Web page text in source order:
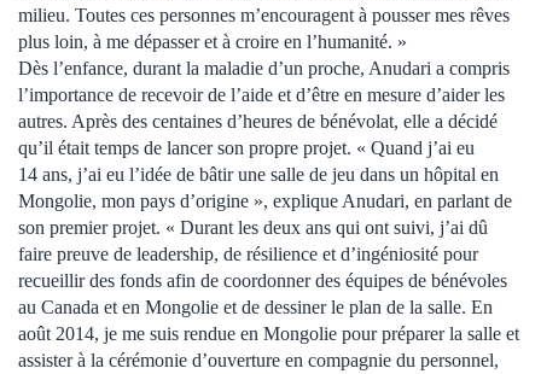
milieu. Toutes ces personnes m’encouragent à pousser mes rêves
plus loin, à me dépasser et à croire en l’humanité. »
Dès l’enfance, durant la maladie d’un proche, Anudari a compris
l’importance de recevoir de l’aide et d’être en mesure d’aider les
autres. Après des centaines d’heures de bénévolat, elle a décidé
qu’il était temps de lancer son propre projet. « Quand j’ai eu
14 ans, j’ai eu l’idée de bâtir une salle de jeu dans un hôpital en
Mongolie, mon pays d’origine », explique Anudari, en parlant de
son premier projet. « Durant les deux ans qui ont suivi, j’ai dû
faire preuve de leadership, de résilience et d’ingéniosité pour
recueillir des fonds afin de coordonner des équipes de bénévoles
au Canada et en Mongolie et de dessiner le plan de la salle. En
août 2014, je me suis rendue en Mongolie pour préparer la salle et
assister à la cérémonie d’ouverture en compagnie du personnel,